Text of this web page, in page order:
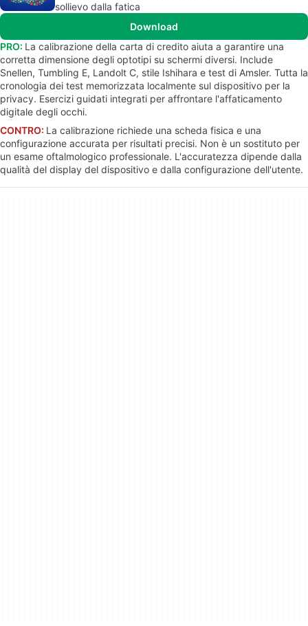
sollievo dalla fatica
Download
PRO: La calibrazione della carta di credito aiuta a garantire una
corretta dimensione degli optotipi su schermi diversi. Include
Snellen, Tumbling E, Landolt C, stile Ishihara e test di Amsler. Tutta la
cronologia dei test memorizzata localmente sul dispositivo per la
privacy. Esercizi guidati integrati per affrontare l'affaticamento
digitale degli occhi.
CONTRO: La calibrazione richiede una scheda fisica e una
configurazione accurata per risultati precisi. Non è un sostituto per
un esame oftalmologico professionale. L'accuratezza dipende dalla
qualità del display del dispositivo e dalla configurazione dell'utente.